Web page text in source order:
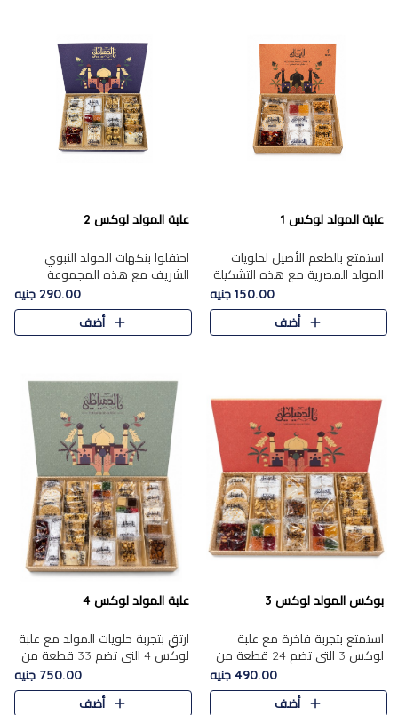
علبة المولد لوكس 1
استمتع بالطعم الأصيل لحلويات
المولد المصرية مع هذه التشكيلة
المختارة بعناية من 9 قطع. تتضمن
التشكيلة جوزرية مع فول،ملبان
150.00 جنيه
أضف
علبة المولد لوكس 2
احتفلوا بنكهات المولد النبوي
الشريف مع هذه المجموعة
الفاخرة المكونة من 19 قطعة،
والتي تم اختيارها بعناية فائقة لتُبرز
تشكيلة واسعة من الحلويات
290.00 جنيه
أضف
بوكس المولد لوكس 3
استمتع بتجربة فاخرة مع علبة
لوكس 3 التي تضم 24 قطعة من
أشهر حلويات المولد الشرقية
المختارة بعناية. تحتوي التشكيلة
على الجزرية بالفول، والملب..
490.00 جنيه
أضف
علبة المولد لوكس 4
ارتقِ بتجربة حلويات المولد مع علبة
لوكس 4 التي تضم 33 قطعة من
تشكيلة فاخرة ومتنوعة من أشهر
الأصناف الشرقية. تحتوي العلبة على
الجزرية بالفول،..
750.00 جنيه
أضف